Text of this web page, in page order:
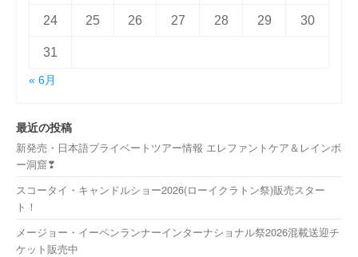
24 25 26 27 28 29 30
31
« 6月
最近の投稿
新発売・日本語プライベートツアー情報 エレファントケア＆レインボ
ー洞窟❣
スコータイ・キャンドルショー2026(ローイクラトン祭)販売スター
ト！
メージョー・イーペンランナーインターナショナル祭2026混載送迎チ
ケット販売中